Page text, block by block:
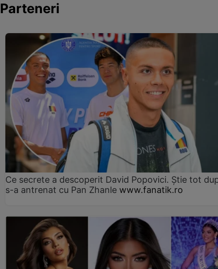
Parteneri
Ce secrete a descoperit David Popovici. Știe tot
s-a antrenat cu Pan Zhanle www.fanatik.ro